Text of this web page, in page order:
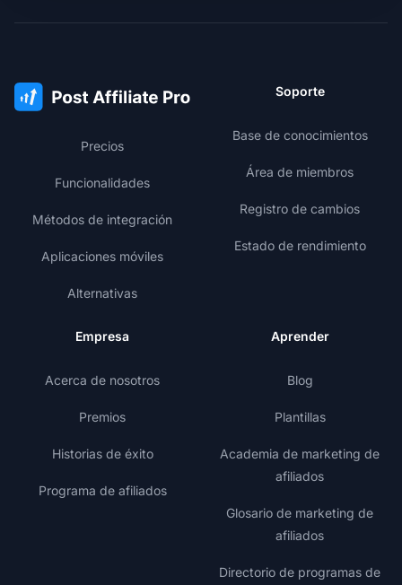
Precios
Funcionalidades
Métodos de integración
Aplicaciones móviles
Alternativas
Soporte
Base de conocimientos
Área de miembros
Registro de cambios
Estado de rendimiento
Empresa
Acerca de nosotros
Premios
Historias de éxito
Programa de afiliados
Aprender
Blog
Plantillas
Academia de marketing de
afiliados
Glosario de marketing de
afiliados
Directorio de programas de